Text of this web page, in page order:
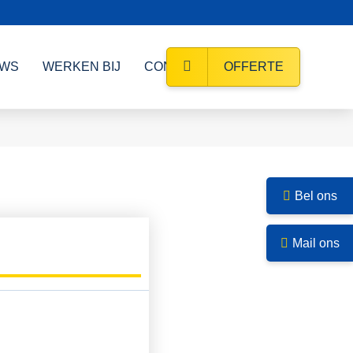
WERKEN BIJ CONTACT OFFERTE
Bel ons
Mail ons